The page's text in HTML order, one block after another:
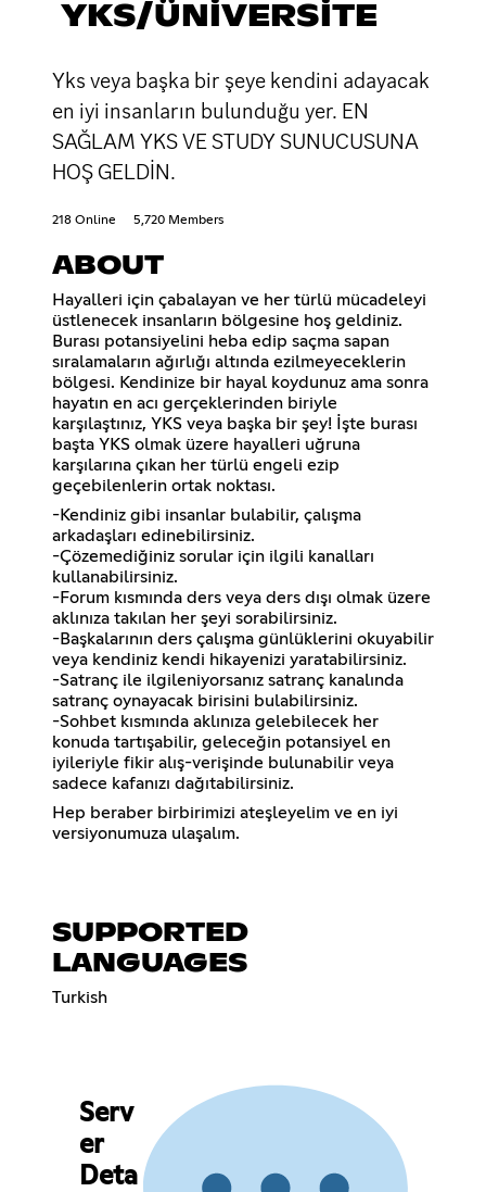
YKS/ÜNİVERSİTE
Yks veya başka bir şeye kendini adayacak
en iyi insanların bulunduğu yer. EN
SAĞLAM YKS VE STUDY SUNUCUSUNA
HOŞ GELDİN.
218 Online 5,720 Members
ABOUT
Hayalleri için çabalayan ve her türlü mücadeleyi
üstlenecek insanların bölgesine hoş geldiniz.
Burası potansiyelini heba edip saçma sapan
sıralamaların ağırlığı altında ezilmeyeceklerin
bölgesi. Kendinize bir hayal koydunuz ama sonra
hayatın en acı gerçeklerinden biriyle
karşılaştınız, YKS veya başka bir şey! İşte burası
başta YKS olmak üzere hayalleri uğruna
karşılarına çıkan her türlü engeli ezip
geçebilenlerin ortak noktası.
-Kendiniz gibi insanlar bulabilir, çalışma
arkadaşları edinebilirsiniz.
-Çözemediğiniz sorular için ilgili kanalları
kullanabilirsiniz.
-Forum kısmında ders veya ders dışı olmak üzere
aklınıza takılan her şeyi sorabilirsiniz.
-Başkalarının ders çalışma günlüklerini okuyabilir
veya kendiniz kendi hikayenizi yaratabilirsiniz.
-Satranç ile ilgileniyorsanız satranç kanalında
satranç oynayacak birisini bulabilirsiniz.
-Sohbet kısmında aklınıza gelebilecek her
konuda tartışabilir, geleceğin potansiyel en
iyileriyle fikir alış-verişinde bulunabilir veya
sadece kafanızı dağıtabilirsiniz.
Hep beraber birbirimizi ateşleyelim ve en iyi
versiyonumuza ulaşalım.
SUPPORTED
LANGUAGES
Turkish
Serv
er
Deta